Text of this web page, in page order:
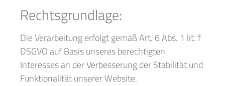
Rechtsgrundlage:
Die Verarbeitung erfolgt gemäß Art. 6 Abs. 1 lit. f
DSGVO auf Basis unseres berechtigten
Interesses an der Verbesserung der Stabilität und
Funktionalität unserer Website.